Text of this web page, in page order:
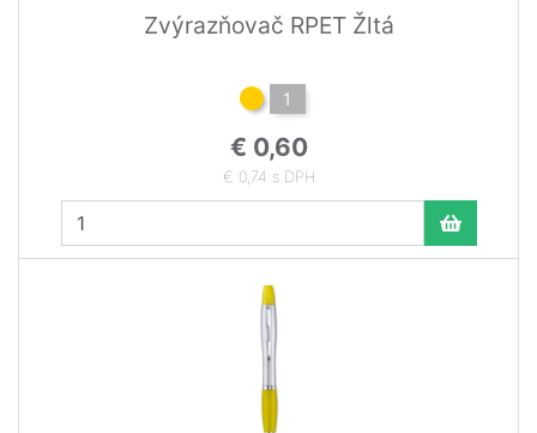
Zvýrazňovač RPET Žltá
1
€ 0,60
€ 0,74 s DPH